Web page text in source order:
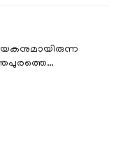
അണുബാധയെ